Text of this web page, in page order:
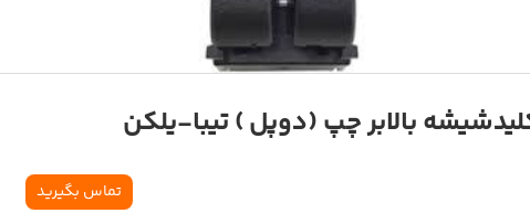
بالابر چپ (دوپل ) تیبا-یلکن
تماس بگیرید